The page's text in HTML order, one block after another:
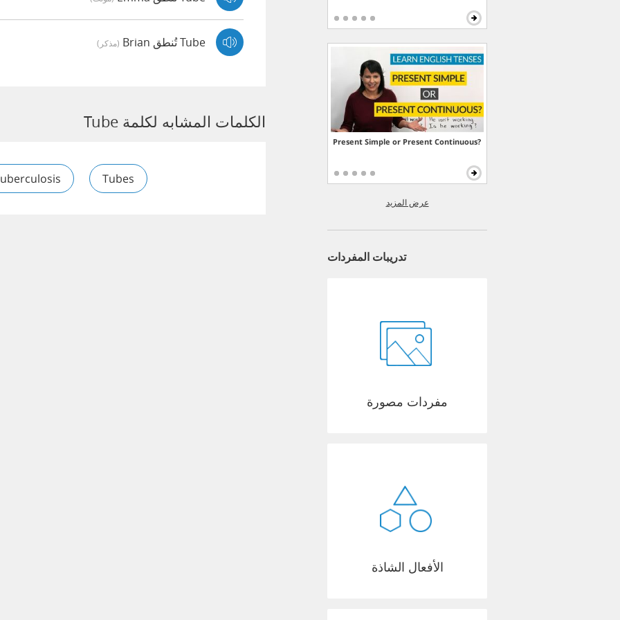
Tube تُنطق Brian (مذكر)
الكلمات المشابه لكلمة Tube
Tubes
Present Simple or Present Continuous?
عرض المزيد
تدريبات المفردات
مفردات مصورة
الأفعال الشاذة